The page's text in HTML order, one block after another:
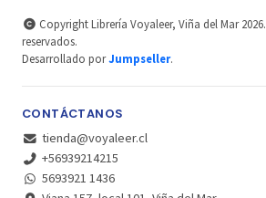
Copyright Librería Voyaleer, Viña del Mar
reservados.
Desarrollado porJumpseller.
CONTÁCTANOS
tienda@voyaleer.cl
+56939214215
5693921 1436